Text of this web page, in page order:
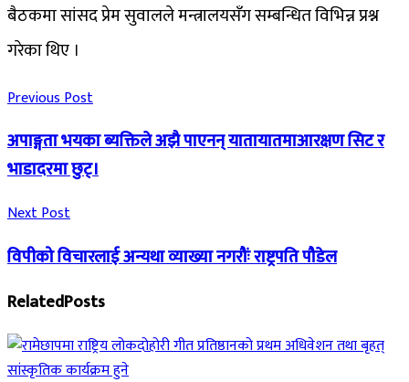
बैठकमा सांसद प्रेम सुवालले मन्त्रालयसँग सम्बन्धित विभिन्न प्रश्न
गरेका थिए ।
Previous Post
अपाङ्गता भयका ब्यक्तिले अझै पाएनन् यातायातमाआरक्षण सिट र
भाडादरमा छुट्।
Next Post
विपीको विचारलाई अन्यथा व्याख्या नगरौंः राष्ट्रपति पौडेल
RelatedPosts